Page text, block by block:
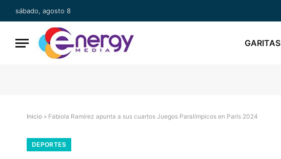
sábado, agosto 8
GARITAS
Inicio » Fabiola Ramírez apunta a sus cuartos Juegos Paralímpicos en París 2024
DEPORTES